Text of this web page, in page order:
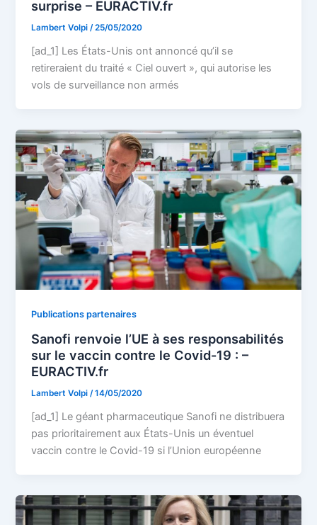
surprise – EURACTIV.fr
Lambert Volpi /25/05/2020
[ad_1] Les États-Unis ont annoncé qu’il se
retireraient du traité « Ciel ouvert », qui autorise les
vols de surveillance non armés
Publications partenaires
Sanofi renvoie l’UE à ses responsabilités
sur le vaccin contre le Covid-19 : –
EURACTIV.fr
Lambert Volpi/14/05/2020
[ad_1] Le géant pharmaceutique Sanofi ne distribuera
pas prioritairement aux États-Unis un éventuel
vaccin contre le Covid-19 si l’Union européenne